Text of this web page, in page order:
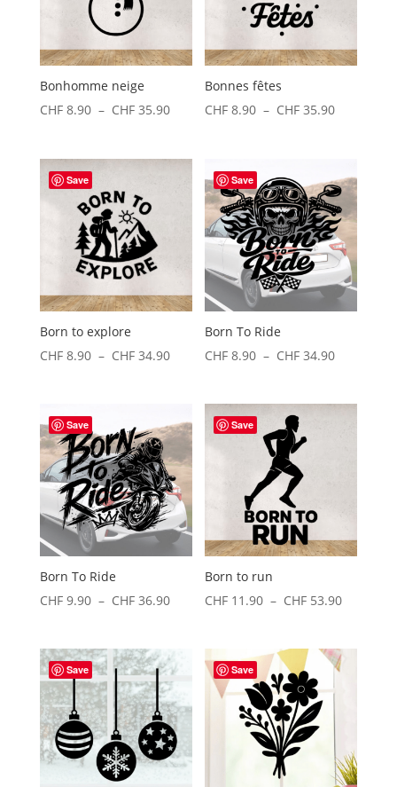
Bonhomme neige
CHF8.90 – CHF35.90Plage
prix :
CHF 8.90
CHF 35.90
Bonnes fêtes
CHF 8.90 – CHF 35.90Plage
CHF 8.90
à
CHF 35.90
Save
Born to explore
CHF8.90 – CHF34.90Plage
CHF 8.90
CHF 34.90
Save
Born To Ride
CHF 8.90 – CHF 34.90Plage
prix :
Save
Born To Ride
CHF9.90 – CHF36.90Plage
CHF 9.90
à
CHF 36.90
Save
Born to run
CHF 11.90 – CHF 53.90Plage
prix :
Save Save